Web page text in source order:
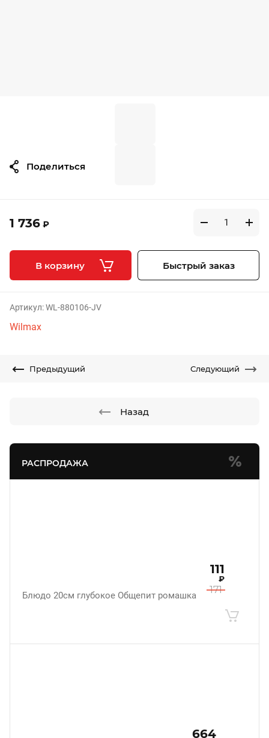
РАСПРОДАЖА
Блюдо 20см глубокое Общепит ромашка 171
111
₽
664
1 736 ₽
В корзину Быстрый заказ
Артикул:WL-880106-JV
Wilmax
Поделиться
Предыдущий Следующий
Назад